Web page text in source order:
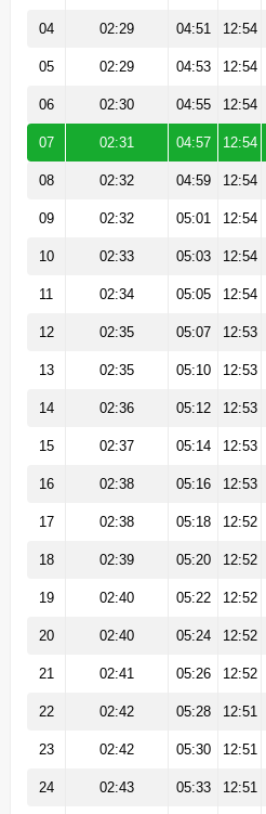
04 02:29 04:51 12:54
05 02:29 04:53 12:54
06 02:30 04:55 12:54
07 02:31 04:57 12:54
08 02:32 04:59 12:54
09 02:32 05:01 12:54
10 02:33 05:03 12:54
11 02:34 05:05 12:54
12 02:35 05:07 12:53
13 02:35 05:10 12:53
14 02:36 05:12 12:53
15 02:37 05:14 12:53
16 02:38 05:16 12:53
17 02:38 05:18 12:52
18 02:39 05:20 12:52
19 02:40 05:22 12:52
20 02:40 05:24 12:52
21 02:41 05:26 12:52
22 02:42 05:28 12:51
23 02:42 05:30 12:51
24 02:43 05:33 12:51